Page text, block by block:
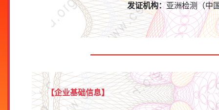
发证机构：亚洲检测（中
【企业基础信息】